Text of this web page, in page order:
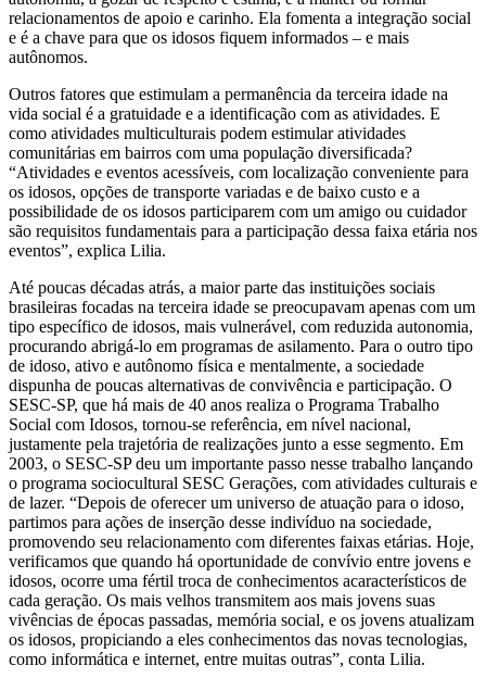
relacionamentos de apoio e carinho. Ela fomenta a integração social
e é a chave para que os idosos fiquem informados – e mais
autônomos.
Outros fatores que estimulam a permanência da terceira idade na
vida social é a gratuidade e a identificação com as atividades. E
como atividades multiculturais podem estimular atividades
comunitárias em bairros com uma população diversificada?
“Atividades e eventos acessíveis, com localização conveniente para
os idosos, opções de transporte variadas e de baixo custo e a
possibilidade de os idosos participarem com um amigo ou cuidador
são requisitos fundamentais para a participação dessa faixa etária nos
eventos”, explica Lilia.
Até poucas décadas atrás, a maior parte das instituições sociais
brasileiras focadas na terceira idade se preocupavam apenas com um
tipo específico de idosos, mais vulnerável, com reduzida autonomia,
procurando abrigá-lo em programas de asilamento. Para o outro tipo
de idoso, ativo e autônomo física e mentalmente, a sociedade
dispunha de poucas alternativas de convivência e participação. O
SESC-SP, que há mais de 40 anos realiza o Programa Trabalho
Social com Idosos, tornou-se referência, em nível nacional,
justamente pela trajetória de realizações junto a esse segmento. Em
2003, o SESC-SP deu um importante passo nesse trabalho lançando
o programa sociocultural SESC Gerações, com atividades culturais e
de lazer. “Depois de oferecer um universo de atuação para o idoso,
partimos para ações de inserção desse indivíduo na sociedade,
promovendo seu relacionamento com diferentes faixas etárias. Hoje,
verificamos que quando há oportunidade de convívio entre jovens e
idosos, ocorre uma fértil troca de conhecimentos acaracterísticos de
cada geração. Os mais velhos transmitem aos mais jovens suas
vivências de épocas passadas, memória social, e os jovens atualizam
os idosos, propiciando a eles conhecimentos das novas tecnologias,
como informática e internet, entre muitas outras”, conta Lilia.